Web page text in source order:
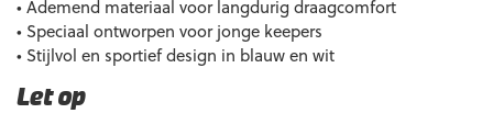
• Ademend materiaal voor langdurig draagcomfort
• Speciaal ontworpen voor jonge keepers
• Stijlvol en sportief design in blauw en wit
Let op